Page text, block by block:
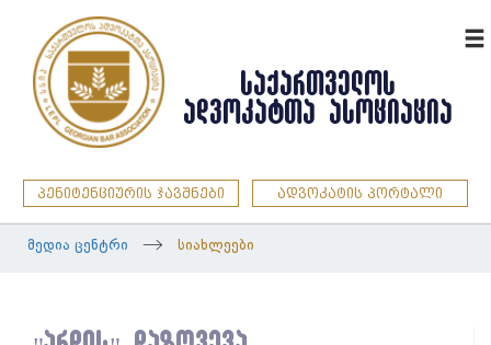
ᲡᲐᲥᲐᲠᲗᲕᲔᲚᲝᲡ
ᲐᲓᲕᲝᲙᲐᲢᲗᲐ ᲐᲡᲝᲪᲘᲐᲪᲘᲐ
პენიტენციურის ჯავშნები ადვოკატის პორტალი
მედია ცენტრი სიახლეები